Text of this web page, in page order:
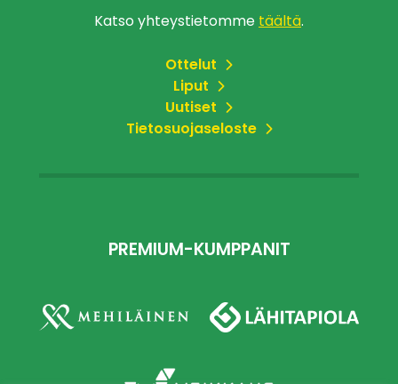
Katso yhteystietomme täältä.
Ottelut
Liput
Uutiset
Tietosuojaseloste
PREMIUM-KUMPPANIT